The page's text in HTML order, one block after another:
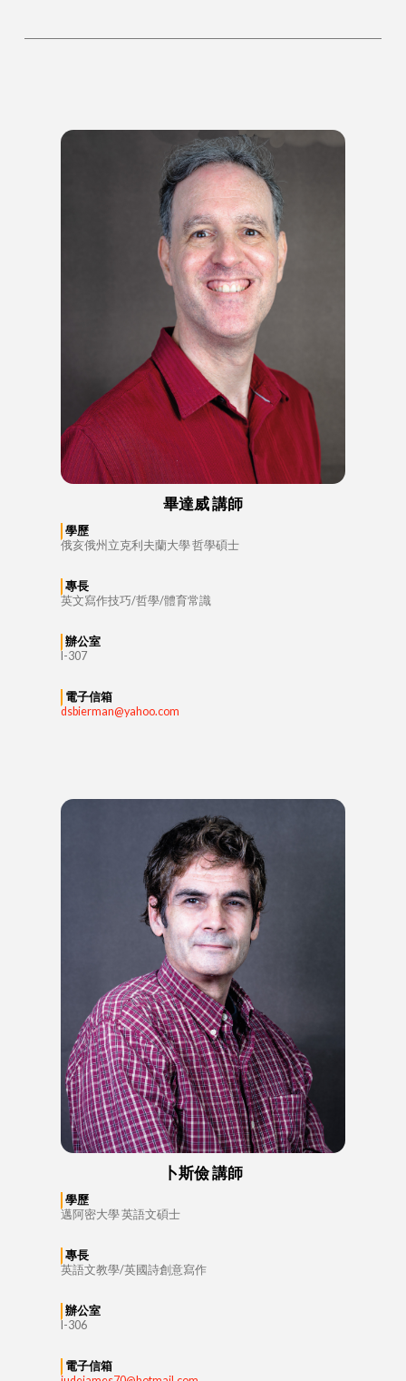
畢達威 講師
學歷
俄亥俄州立克利夫蘭大學 哲學碩士
專長
英文寫作技巧/哲學/體育常識
辦公室
I-307
電子信箱
dsbierman@yahoo.com
卜斯儉 講師
學歷
邁阿密大學 英語文碩士
專長
英語文教學/英國詩創意寫作
辦公室
I-306
電子信箱